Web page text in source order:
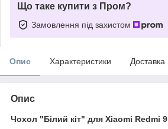
Що таке купити з Пром?
Замовлення під захистом
Опис Характеристики Доставка
Опис
Чохол "Білий кіт" для Xiaomi Redmi 9